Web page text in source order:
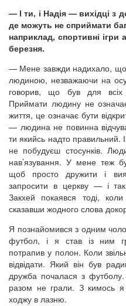
— І ти, і Надія — вихідці з
де можуть не сприймати
наприклад, спортивні ігри
березня.
— Мене завжди надихало, що
людиною, незважаючи на
говорив, що був для
Приймати людину не
життя, це означає бути
— людина не повинна
ти якийсь надто
не побудуєш стосунків.
нав’язування. У мене теж
щоб просто дружити і
запросити в церкву — і
Закхей покаявся тоді,
сказавши жодного слова
Я познайомився з одним
футбол, і я став із ним
потрапив у полон. Коли
відвідати. Який він був
дружба почалася з
разом не грали. З кимось
ходжу в лазню.